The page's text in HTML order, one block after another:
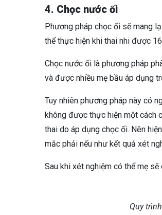
4. Chọc nước ối
Phương pháp chọc ối sẽ mang
thể thực hiện khi thai nhi được
Chọc nước ối là phương pháp
và được nhiều mẹ bầu áp dụng
Tuy nhiên phương pháp này có
không được thực hiện một cách
thai do áp dụng chọc ối. Nên
mắc phải nếu như kết quả xét
Sau khi xét nghiệm có thể mẹ
Quy